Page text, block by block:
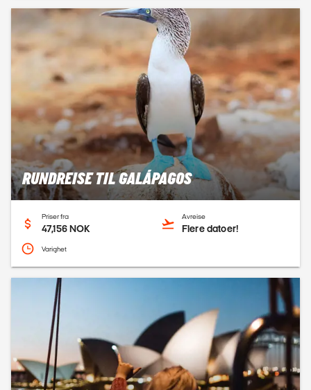
RUNDREISE TIL GALÁPAGOS
Priser fra
47,156 NOK
Varighet
Avreise
Flere datoer!